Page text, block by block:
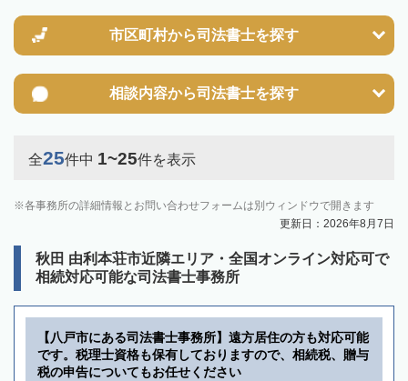
す。その他の相続手続きも任せることが可能です。
また、義務化に伴い、相続人申告登記制度が創設されました。遺産分割
の話し合いがまとまらず登記できない場合は、この制度の活用を検討し
市区町村から司法書士を探す
相談内容から司法書士を探す
全25件中 1~25件を表示
各事務所の詳細情報とお問い合わせフォームは別ウィンドウで開きます
更新日：2026年8月7日
秋田 由利本荘市近隣エリア・全国オンライン対応可で
相続対応可能な司法書士事務所
【八戸市にある司法書士事務所】遠方居住の方も対応可能
です。税理士資格も保有しておりますので、相続税、贈与
税の申告についてもお任せください